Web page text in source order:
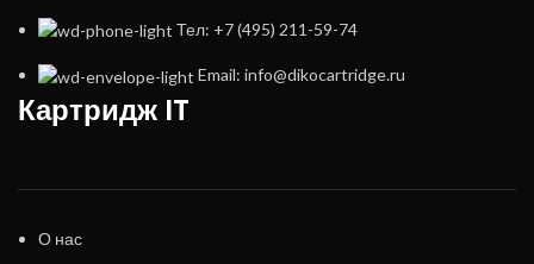
Тел: +7 (495) 211-59-74
Email: info@dikocartridge.ru
Картридж IT
О нас